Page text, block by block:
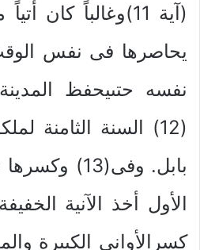
(آية 11)وغالباً
يحاصرها فى نفس
نفسه حتىيحفظ
(12) السنة الثامنة
بابل. وفى(13)
الأول أخذ الآنية
كسرالأوانى الكبيرة